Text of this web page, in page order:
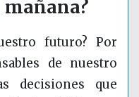
mañana?
futuro? Por
de nuestro
decisiones que